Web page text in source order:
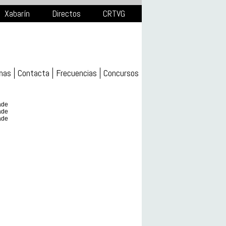
Xabarín Directos CRTVG
Contacta Frecuencias Concursos